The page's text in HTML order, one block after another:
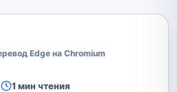
Edge на Chromium
1 мин чтения